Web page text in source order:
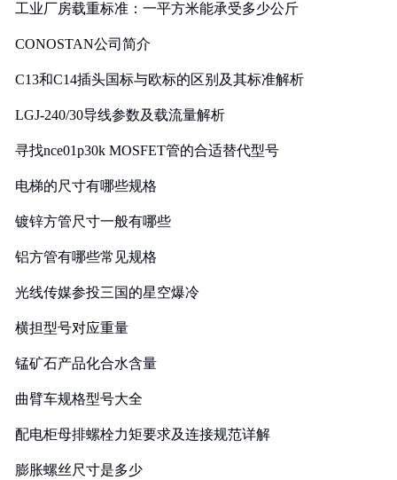
工业厂房载重标准：一平方米能承受多少公斤
CONOSTAN公司简介
C13和C14插头国标与欧标的区别及其标准解析
LGJ-240/30导线参数及载流量解析
寻找nce01p30k MOSFET管的合适替代型号
电梯的尺寸有哪些规格
镀锌方管尺寸一般有哪些
铝方管有哪些常见规格
光线传媒参投三国的星空爆冷
横担型号对应重量
锰矿石产品化合水含量
曲臂车规格型号大全
配电柜母排螺栓力矩要求及连接规范详解
膨胀螺丝尺寸是多少